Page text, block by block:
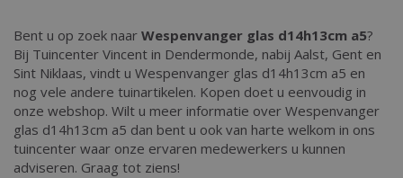
Bent u op zoek naar Wespenvanger glas d14h13cm a5?
Bij Tuincenter Vincent in Dendermonde, nabij Aalst, Gent en
Sint Niklaas, vindt u Wespenvanger glas d14h13cm a5 en
nog vele andere tuinartikelen. Kopen doet u eenvoudig in
onze webshop. Wilt u meer informatie over Wespenvanger
glas d14h13cm a5 dan bent u ook van harte welkom in ons
tuincenter waar onze ervaren medewerkers u kunnen
adviseren. Graag tot ziens!